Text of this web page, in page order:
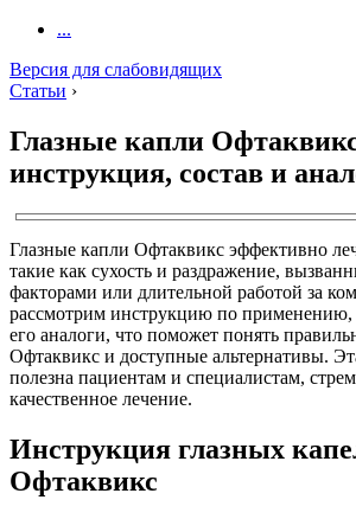
...
Версия для слабовидящих
Статьи ›
Глазные капли
инструкция, состав и
Глазные капли Офтаквикс эффективно
такие как сухость и раздражение,
факторами или длительной работой за
рассмотрим инструкцию по применению,
его аналоги, что поможет понять
Офтаквикс и доступные альтернативы.
полезна пациентам и специалистам,
качественное лечение.
Инструкция глазных
Офтаквикс